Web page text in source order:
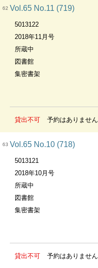
62 Vol.65 No.11 (719)
5013122
2018年11月号
所蔵中
図書館
集密書架
貸出不可 予約はありません
63 Vol.65 No.10 (718)
5013121
2018年10月号
所蔵中
図書館
集密書架
貸出不可 予約はありません